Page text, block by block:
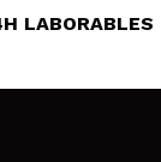
LABORABLES